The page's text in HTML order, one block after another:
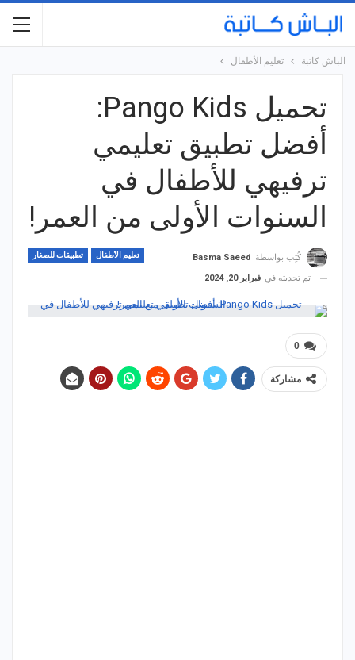
الباش كاتبة تعليم الأطفال
تحميل Pango Kids:
أفضل تطبيق تعليمي
ترفيهي للأطفال في
السنوات الأولى من العمر!
تعليم الأطفال تطبيقات للصغار كُتِب بواسطة
Basma Saeed
تم تحديثه في فبراير 20, 2024
0
مشاركة